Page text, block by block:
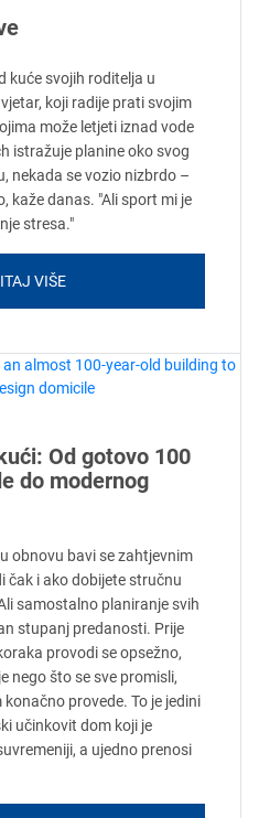
kuće svojih roditelja u
koji radije prati svojim
može letjeti iznad vode
istražuje planine oko svog
nekada se vozio nizbrdo –
kaže danas. "Ali sport mi je
stresa."
VIŠE
Od gotovo 100
do modernog
obnovu bavi se zahtjevnim
čak i ako dobijete stručnu
samostalno planiranje svih
stupanj predanosti. Prije
provodi se opsežno,
nego što se sve promisli,
provede. To je jedini
učinkovit dom koji je
a ujedno prenosi